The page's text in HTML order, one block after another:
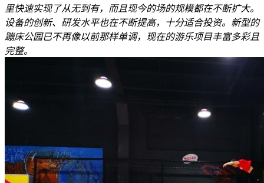
里快速实现了从无到有，而且现今的场的规模都在不断扩大。
设备的创新、研发水平也在不断提高，十分适合投资。新型的
蹦床公园已不再像以前那样单调，现在的游乐项目丰富多彩且
完整。